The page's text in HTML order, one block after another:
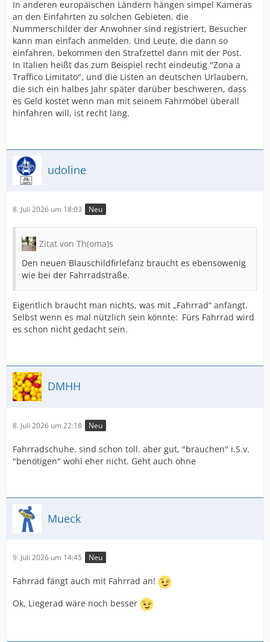
In anderen europäischen Ländern hängen simpel Kameras
an den Einfahrten zu solchen Gebieten, die
Nummerschilder der Anwohner sind registriert, Besucher
kann man einfach anmelden. Und Leute, die dann so
einfahren, bekommen den Strafzettel dann mit der Post.
In Italien heißt das zum Beispiel recht eindeutig "Zona a
Traffico Limitato", und die Listen an deutschen Urlaubern,
die sich ein halbes Jahr später darüber beschweren, dass
es Geld kostet wenn man mit seinem Fahrmöbel überall
hinfahren will, ist recht lang.
udoline
8. Juli 2026 um 18:03 Neu
Zitat von Th(oma)s
Den neuen Blauschildfirlefanz braucht es ebensowenig
wie bei der Fahrradstraße.
Eigentlich braucht man nichts, was mit „Fahrrad“ anfängt.
Selbst wenn es mal nützlich sein könnte: Fürs Fahrrad wird
es schon nicht gedacht sein.
DMHH
8. Juli 2026 um 22:18 Neu
Fahrradschuhe. sind schon toll. aber gut, "brauchen" i.S.v.
"benötigen" wohl eher nicht. Geht auch ohne
Mueck
9. Juli 2026 um 14:45 Neu
Fahrrad fängt auch mit Fahrrad an!
Ok, Liegerad wäre noch besser